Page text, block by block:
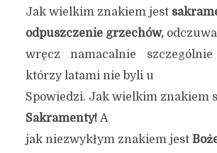
Jak wielkim znakiem jest
odpuszczenie grzechów,
wręcz namacalnie
którzy latami nie byli u
Spowiedzi. Jak wielkim znakiem
Sakramenty! A
jak niezwykłym znakiem jest